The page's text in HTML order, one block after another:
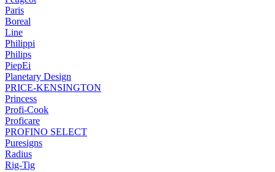
Paris
Boreal
Line
Philippi
Philips
PiepEi
Planetary Design
PRICE-KENSINGTON
Princess
Profi-Cook
Proficare
PROFINO SELECT
Puresigns
Radius
Rig-Tig